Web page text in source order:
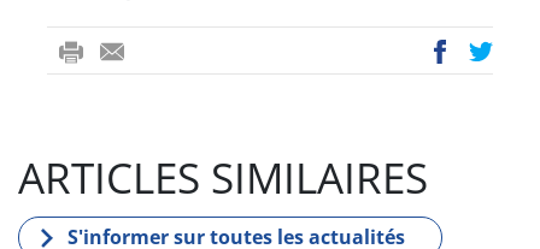
ri
-
ac
wi
ARTICLES SIMILAIRES
S'informer sur toutes les actualités